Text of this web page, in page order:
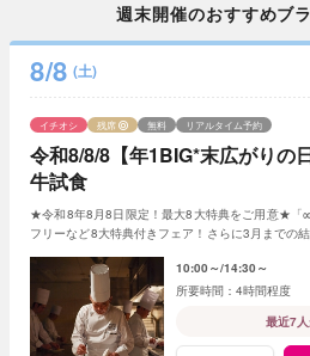
週末開催のおすすめブ
8/8 (土)
令和8/8/8【年1BIG*末広がりの
牛試食
イチオシ 残席 無料 リアルタイム予約
★令和8年8月8日限定！最大8大特典をご用意★「
フリーなど8大特典付きフェア！さらに3月までの
10:00～ 14:30～
4時間程度
最近7